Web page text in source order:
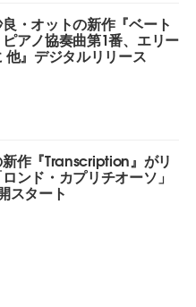
・オットの新作『ベート
アノ協奏曲第1番、エリー
他』デジタルリリース
作『Transcription』がリ
ンド・カプリチオーソ」
スタート